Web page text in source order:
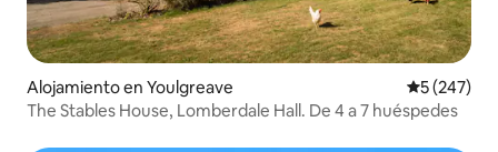
Alojamiento en Youlgreave
5 (247)
The Stables House, Lomberdale Hall. De 4 a 7 huéspedes